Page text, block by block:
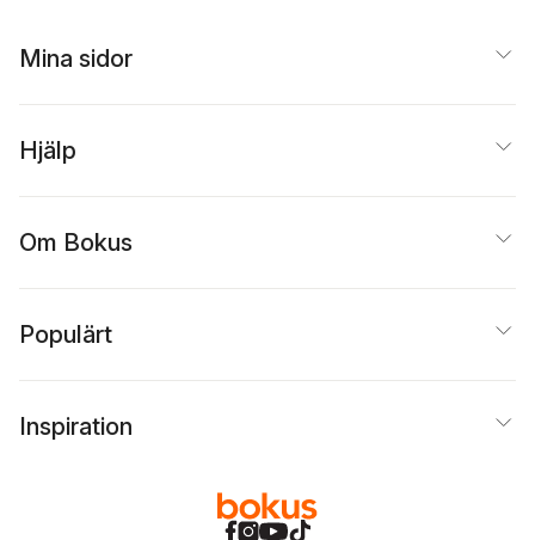
Mina sidor
Hjälp
Om Bokus
Populärt
Inspiration